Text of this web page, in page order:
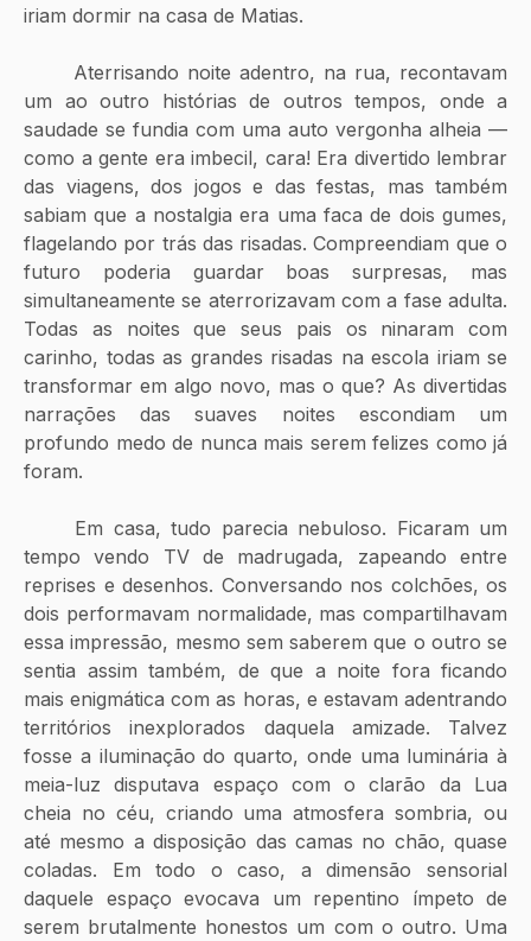
iriam dormir na casa de Matias.
um ao outro histórias de outros tempos, onde a
saudade se fundia com uma auto vergonha alheia —
como a gente era imbecil, cara! Era divertido lembrar
das viagens, dos jogos e das festas, mas também
sabiam que a nostalgia era uma faca de dois gumes,
flagelando por trás das risadas. Compreendiam que o
futuro poderia guardar boas surpresas, mas
simultaneamente se aterrorizavam com a fase adulta.
Todas as noites que seus pais os ninaram com
carinho, todas as grandes risadas na escola iriam se
transformar em algo novo, mas o que? As divertidas
narrações das suaves noites escondiam um
profundo medo de nunca mais serem felizes como já
foram.
tempo vendo TV de madrugada, zapeando entre
reprises e desenhos. Conversando nos colchões, os
dois performavam normalidade, mas compartilhavam
essa impressão, mesmo sem saberem que o outro se
sentia assim também, de que a noite fora ficando
mais enigmática com as horas, e estavam adentrando
territórios inexplorados daquela amizade. Talvez
fosse a iluminação do quarto, onde uma luminária à
meia-luz disputava espaço com o clarão da Lua
cheia no céu, criando uma atmosfera sombria, ou
até mesmo a disposição das camas no chão, quase
coladas. Em todo o caso, a dimensão sensorial
daquele espaço evocava um repentino ímpeto de
serem brutalmente honestos um com o outro. Uma